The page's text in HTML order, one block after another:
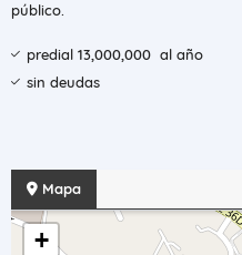
público.
predial 13,000,000 al año
sin deudas
Mapa
+